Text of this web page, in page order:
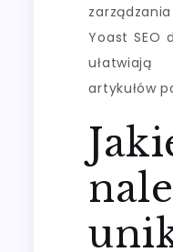
Yoast SEO
artykułów